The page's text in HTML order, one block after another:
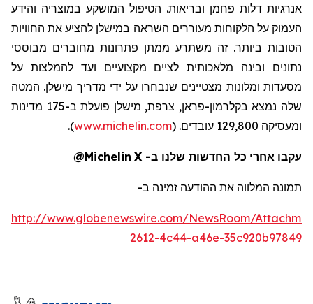
אנרגיות דלות פחמן ובריאות. הטיפול המושקע במוצריה והידע
העמוק על הלקוחות מעוררים השראה במישלן להציע את החוויות
הטובות ביותר. זה משתרע ממתן פתרונות מחוברים מבוססי
נתונים
ובינה מלאכותית לציים מקצועיים ועד להמלצות על
מסעדות ומלונות מצטיינים שנבחרו על ידי מדריך מישלן. המטה
שלה נמצא בקלרמון-פראן, צרפת, מישלן פועלתב-175
מדינות
ומעסיקה
עובדים. (
www.michelin.com
).
עקבו אחרי כל החדשות שלנו ב-
X
@Michelin
תמונה המלווה את ההודעה זמינה ב-
http://www.globenewswire.com/NewsRoom/
2612-4c44-a46e-35c920b97849